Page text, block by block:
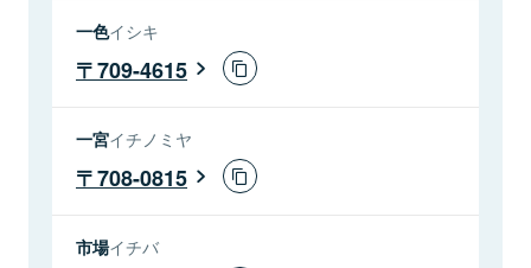
一色イシキ
709-4615
一宮イチノミヤ
708-0815
市場イチバ